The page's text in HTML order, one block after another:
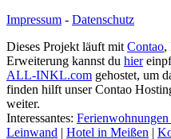
Impressum - Datenschutz
Dieses Projekt läuft mit Contao,
Erweiterung kannst du hier
ALL-INKL.com gehostet, um
finden hilft unser Contao
weiter.
Interessantes:
Leinwand | Hotel in Meißen |